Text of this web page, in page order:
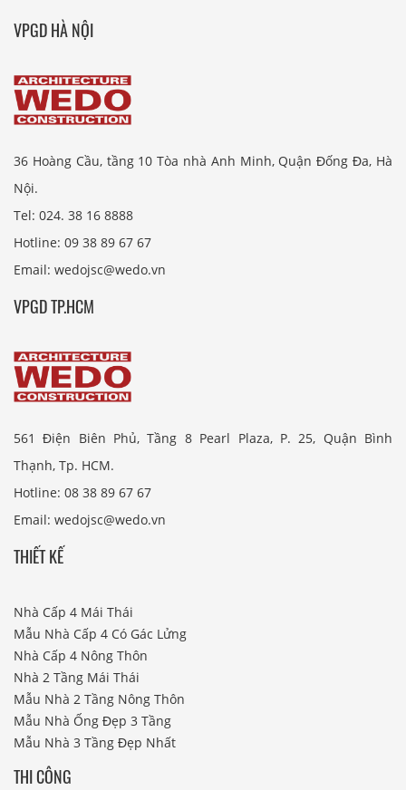
VPGD HÀ NỘI
36 Hoàng Cầu, tầng 10 Tòa nhà Anh Minh, Quận Đống Đa, Hà
Nội.
Tel: 024. 38 16 8888
Hotline: 09 38 89 67 67
Email: wedojsc@wedo.vn
VPGD TP.HCM
561 Điện Biên Phủ, Tầng 8 Pearl Plaza, P. 25, Quận Bình
Thạnh, Tp. HCM.
Hotline: 08 38 89 67 67
Email: wedojsc@wedo.vn
THIẾT KẾ
Nhà Cấp 4 Mái Thái
Mẫu Nhà Cấp 4 Có Gác Lửng
Nhà Cấp 4 Nông Thôn
Nhà 2 Tầng Mái Thái
Mẫu Nhà 2 Tầng Nông Thôn
Mẫu Nhà Ống Đẹp 3 Tầng
Mẫu Nhà 3 Tầng Đẹp Nhất
THI CÔNG